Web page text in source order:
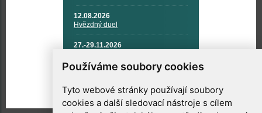
Používáme soubory cookies
Tyto webové stránky používají soubory
cookies a další sledovací nástroje s cílem
12.08.2026
Hvězdný duel
27.-29.11.2026
TECHNIKA A KOSMICKÉ
TECHNOLOGIE